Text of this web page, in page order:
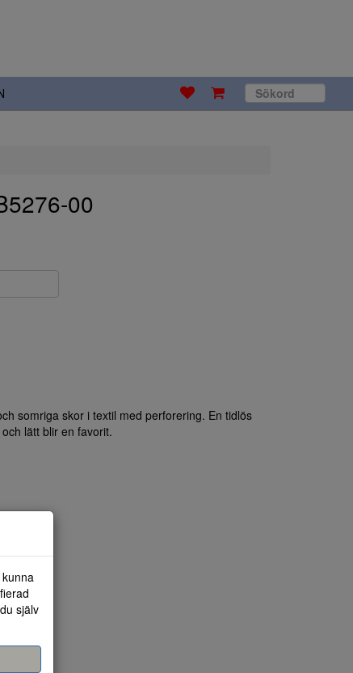
00
somriga skor i textil med perforering. En tidlös
lätt blir en favorit.
själv